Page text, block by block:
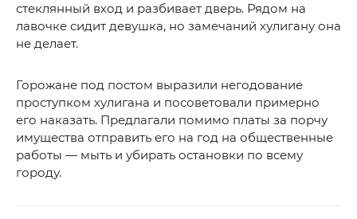
стеклянный вход и разбивает дверь. Рядом на
лавочке сидит девушка, но замечаний хулигану она
не делает.
Горожане под постом выразили негодование
проступком хулигана и посоветовали примерно
его наказать. Предлагали помимо платы за порчу
имущества отправить его на год на общественные
работы — мыть и убирать остановки по всему
городу.